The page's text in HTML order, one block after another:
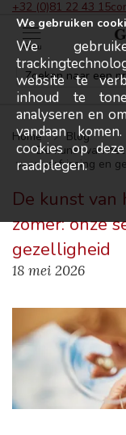
+32 (0)81 22 43 15
Menu
Home
Blog
De kunst van
voor verfrissing en
De kunst
zomer: onze
gezelligheid
18 mei 2026
We gebruiken
We
website te
inhoud te
analyseren en
vandaan
cookies op
raadplegen.